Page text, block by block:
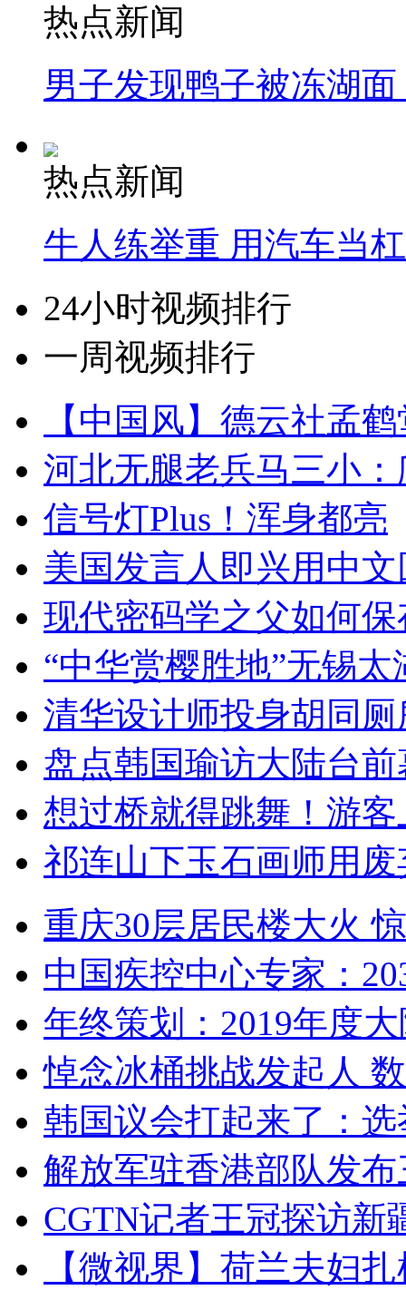
热点新闻
男子发现鸭子被冻湖
热点新闻
牛人练举重 用汽车当
24小时视频排行
一周视频排行
【中国风】德云社孟
河北无腿老兵马三小
信号灯Plus！浑身都亮
美国发言人即兴用中
现代密码学之父如何
“中华赏樱胜地”无锡
清华设计师投身胡同
盘点韩国瑜访大陆台
想过桥就得跳舞！游客
祁连山下玉石画师用
重庆30层居民楼大火
中国疾控中心专家：
年终策划：2019年度
悼念冰桶挑战发起人
韩国议会打起来了：
解放军驻香港部队发
CGTN记者王冠探访新
【微视界】荷兰夫妇